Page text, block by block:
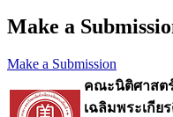
Make a
Make a Submission
คณะนิติศาสต
เฉลิมพระเกีย